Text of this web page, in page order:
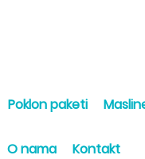
Poklon paketi
O nama Kontakt